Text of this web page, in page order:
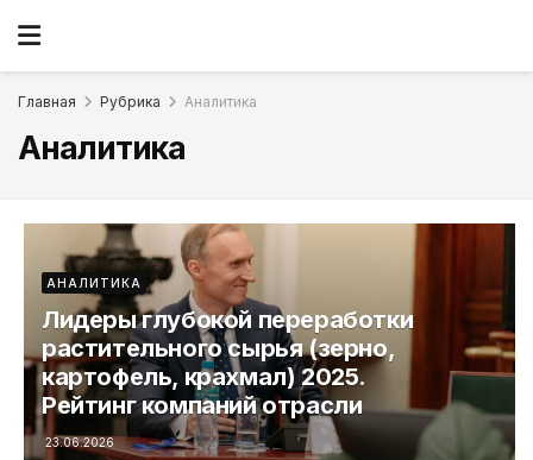
Главная Рубрика Аналитика
Аналитика
АНАЛИТИКА
Лидеры глубокой переработки
растительного сырья (зерно,
картофель, крахмал) 2025.
Рейтинг компаний отрасли
23.06.2026